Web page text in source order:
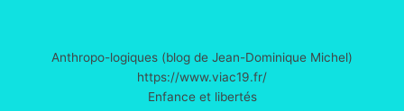
Anthropo-logiques (blog de Jean-Dominique Michel)
https://www.viac19.fr/
Enfance et libertés